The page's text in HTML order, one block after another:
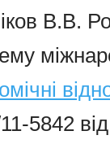
В.В.
5842